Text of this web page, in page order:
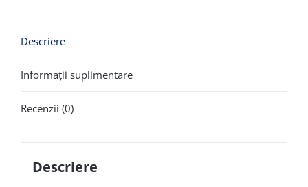
Descriere
Informații suplimentare
Recenzii (0)
Descriere